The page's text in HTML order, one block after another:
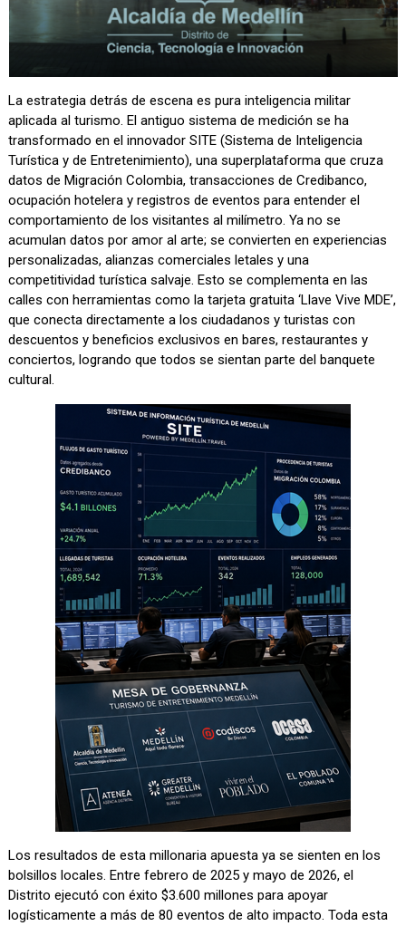
La estrategia detrás de escena es pura inteligencia militar
aplicada al turismo. El antiguo sistema de medición se ha
transformado en el innovador SITE (Sistema de Inteligencia
Turística y de Entretenimiento), una superplataforma que cruza
datos de Migración Colombia, transacciones de Credibanco,
ocupación hotelera y registros de eventos para entender el
comportamiento de los visitantes al milímetro. Ya no se
acumulan datos por amor al arte; se convierten en experiencias
personalizadas, alianzas comerciales letales y una
competitividad turística salvaje. Esto se complementa en las
calles con herramientas como la tarjeta gratuita ‘Llave Vive MDE’,
que conecta directamente a los ciudadanos y turistas con
descuentos y beneficios exclusivos en bares, restaurantes y
conciertos, logrando que todos se sientan parte del banquete
cultural.
Los resultados de esta millonaria apuesta ya se sienten en los
bolsillos locales. Entre febrero de 2025 y mayo de 2026, el
Distrito ejecutó con éxito $3.600 millones para apoyar
logísticamente a más de 80 eventos de alto impacto. Toda esta